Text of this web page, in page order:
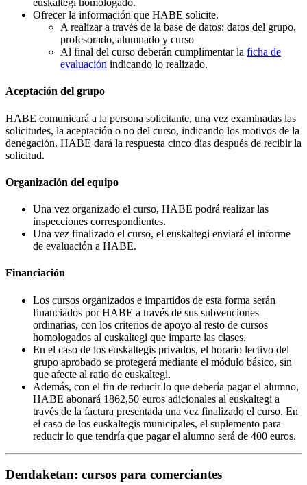
euskaltegi homologado.
Ofrecer la información que HABE solicite.
A realizar a través de la base de datos: datos del grupo,
profesorado, alumnado y curso
Al final del curso deberán cumplimentar la ficha de
evaluación indicando lo realizado.
Aceptación del grupo
HABE comunicará a la persona solicitante, una vez examinadas las
solicitudes, la aceptación o no del curso, indicando los motivos de la
denegación. HABE dará la respuesta cinco días después de recibir la
solicitud.
Organización del equipo
Una vez organizado el curso, HABE podrá realizar las
inspecciones correspondientes.
Una vez finalizado el curso, el euskaltegi enviará el informe
de evaluación a HABE.
Financiación
Los cursos organizados e impartidos de esta forma serán
financiados por HABE a través de sus subvenciones
ordinarias, con los criterios de apoyo al resto de cursos
homologados al euskaltegi que imparte las clases.
En el caso de los euskaltegis privados, el horario lectivo del
grupo aprobado se protegerá mediante el módulo básico, sin
que afecte al ratio de euskaltegi.
Además, con el fin de reducir lo que debería pagar el alumno,
HABE abonará 1862,50 euros adicionales al euskaltegi a
través de la factura presentada una vez finalizado el curso. En
el caso de los euskaltegis municipales, el suplemento para
reducir lo que tendría que pagar el alumno será de 400 euros.
Dendaketan: cursos para comerciantes